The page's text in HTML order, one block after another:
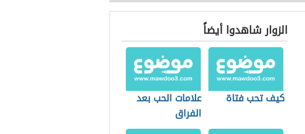
الزوار شاهدوا أيضاً
كيف تحب فتاة
علامات الحب بعد
الفراق